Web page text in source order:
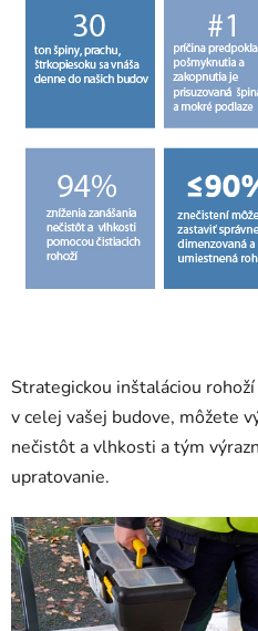
Strategickou inštaláciou
v celej vašej budove, môžete
nečistôt a vlhkosti a tým
upratovanie.